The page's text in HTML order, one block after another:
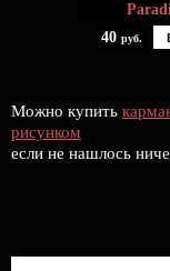
40 руб.
Можно купить
рисунком
если не нашлось